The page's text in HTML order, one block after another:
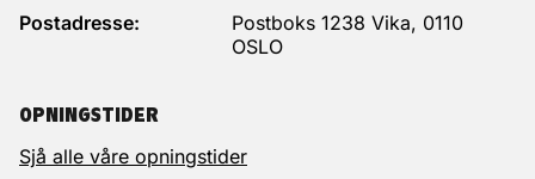
TANI DIBASEY TOBI PFEIL
Postadresse:
Postboks 1238 Vika, 0110
OSLO
OPNINGSTIDER
Sjå alle våre opningstider